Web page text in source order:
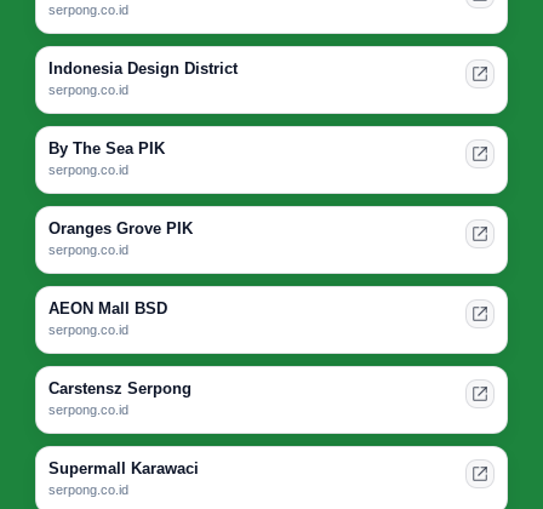
serpong.co.id
Indonesia Design District
serpong.co.id
By The Sea PIK
serpong.co.id
Oranges Grove PIK
serpong.co.id
AEON Mall BSD
serpong.co.id
Carstensz Serpong
serpong.co.id
Supermall Karawaci
serpong.co.id